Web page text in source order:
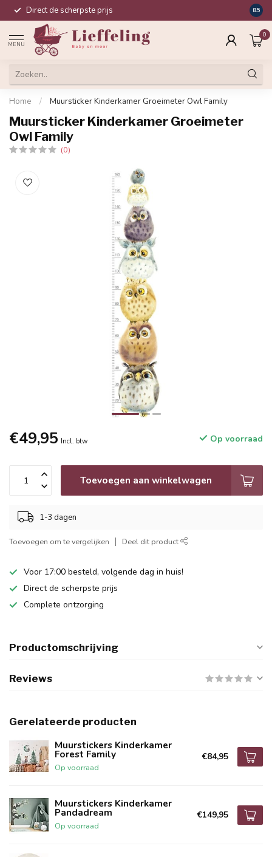
Direct de scherpste prijs 8.5
MENU
0
Home / Muursticker Kinderkamer Groeimeter Owl Family
Muursticker Kinderkamer Groeimeter
Owl Family
(0)
€49,95 Incl. btw Op voorraad
Toevoegen aan winkelwagen
1-3 dagen
Toevoegen om te vergelijken Deel dit product
Voor 17:00 besteld, volgende dag in huis!
Direct de scherpste prijs
Complete ontzorging
Productomschrijving
Reviews
Gerelateerde producten
Muurstickers Kinderkamer
Forest Family
Op voorraad
€84,95
Muurstickers Kinderkamer
Pandadream
Op voorraad
€149,95